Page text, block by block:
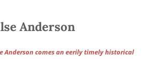
Anderson
Anderson comes an eerily timely historical